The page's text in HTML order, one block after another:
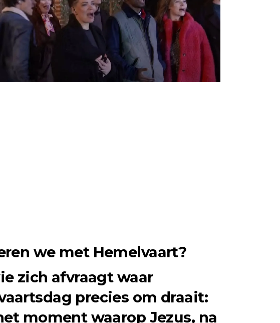
we met Hemelvaart?
zich afvraagt waar
precies om draait:
moment waarop Jezus, na